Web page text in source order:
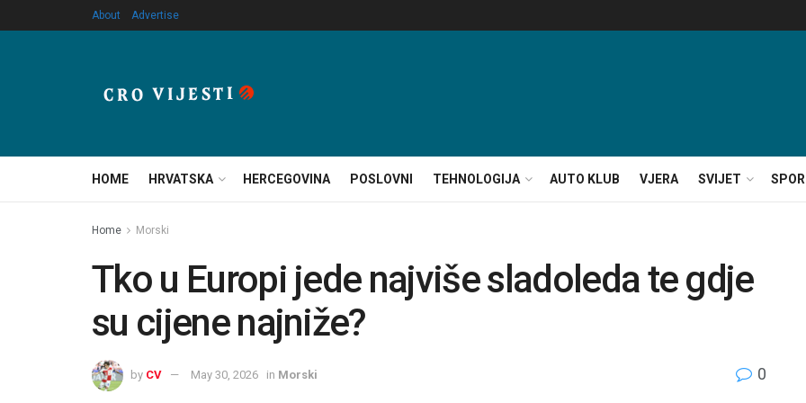
About Advertise
HOME HRVATSKA HERCEGOVINA POSLOVNI TEHNOLOGIJA AUTO KLUB VJERA SVIJET
Home Morski
Tko u Europi jede najviše sladoleda te gdje
su cijene najniže?
by CV May 30, 2026 in Morski 0